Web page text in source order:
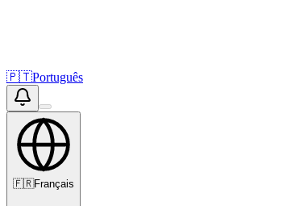
🇵🇹Português
🇫🇷Français